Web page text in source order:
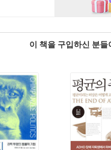
이 책을 구입하신 분